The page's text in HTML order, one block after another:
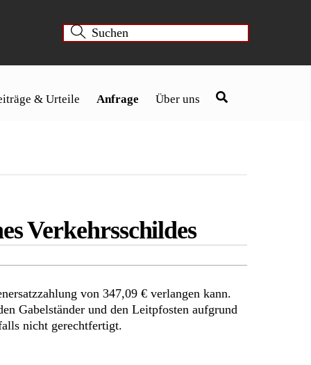
& Urteile Anfrage Über uns
Verkehrsschildes
von 347,09 € verlangen kann.
Gabelständer und den Leitpfosten aufgrund
nicht gerechtfertigt.